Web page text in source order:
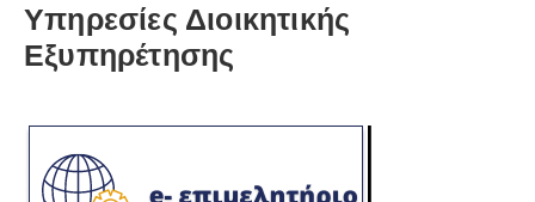
Υπηρεσίες Διοικητικής
Εξυπηρέτησης